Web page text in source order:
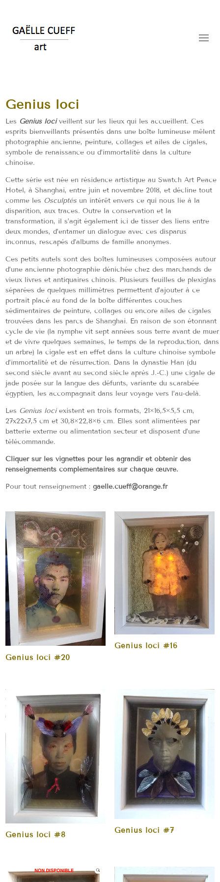
Genius loci
Les Genius loci veillent sur les lieux qui les accueillent. Ces
esprits bienveillants présentés dans une boîte lumineuse mêlent
photographie ancienne, peinture, collages et ailes de cigales,
symbole de renaissance ou d’immortalité dans la culture
chinoise.
Cette série est née en résidence artistique au Swatch Art Peace
Hotel, à Shanghai, entre juin et novembre 2018, et décline tout
comme les Osculptés un intérêt envers ce qui nous lie à la
disparition, aux traces. Outre la conservation et la
transformation, il s’agit également ici de tisser des liens entre
deux mondes, d’entamer un dialogue avec ces disparus
inconnus, rescapés d’albums de famille anonymes.
Ces petits autels sont des boîtes lumineuses composées autour
d’une ancienne photographie dénichée chez des marchands de
vieux livres et antiquaires chinois. Plusieurs feuilles de plexiglas
séparées de quelques millimètres permettent d’ajouter à ce
portrait placé au fond de la boîte différentes couches
sédimentaires de peinture, collages ou encore ailes de cigales
trouvées dans les parcs de Shanghai. En raison de son étonnant
cycle de vie (la nymphe vit sept années sous terre avant de muer
et de vivre quelques semaines, le temps de la reproduction, dans
un arbre) la cigale est en effet dans la culture chinoise symbole
d’immortalité et de résurrection. Dans la dynastie Han (du
second siècle avant au second siècle après J.-C.) une cigale de
jade posée sur la langue des défunts, variante du scarabée
égyptien, les accompagnait dans leur voyage vers l’au-delà.
Les Genius lociexistent en trois formats, 21×16,5×5,5 cm,
27x22x7,5 cm et 30,8×22,8×6 cm. Elles sont alimentées par
batterie externe ou alimentation secteur et disposent d’une
télécommande.
Cliquer sur les vignettes pour les agrandir et obtenir des
renseignements complémentaires sur chaque œuvre.
Pour tout renseignement : gaelle.cueff@orange.fr
Genius loci #20
Genius loci #16
Genius loci #8
Genius loci #7